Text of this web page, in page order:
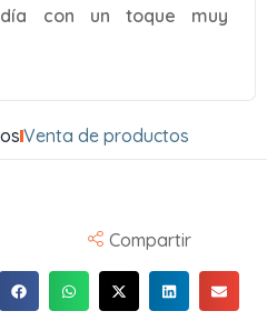
con un toque muy
Venta de productos
Compartir